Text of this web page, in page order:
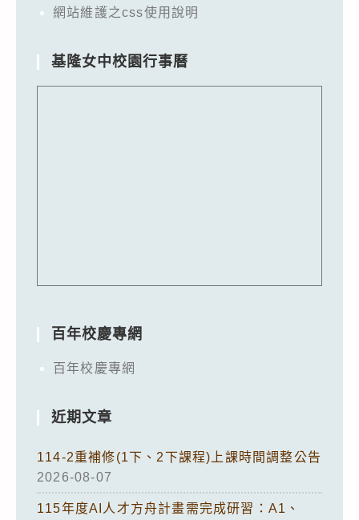
網站維護之css使用說明
基隆女中校園行事曆
百年校慶專網
百年校慶專網
近期文章
114-2重補修(1下、2下課程)上課時間調整公告
2026-08-07
115年度AI人才方舟計畫需完成研習：A1、